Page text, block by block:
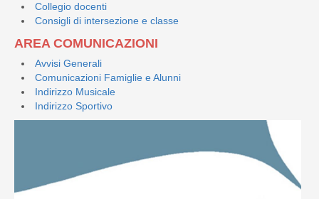
Collegio docenti
Consigli di intersezione e classe
AREA COMUNICAZIONI
Avvisi Generali
Comunicazioni Famiglie e Alunni
Indirizzo Musicale
Indirizzo Sportivo